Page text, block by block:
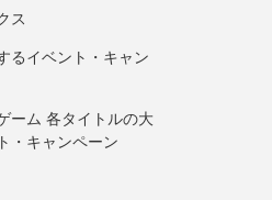
ス
るイベント・キャン
ーム 各タイトルの大
・キャンペーン